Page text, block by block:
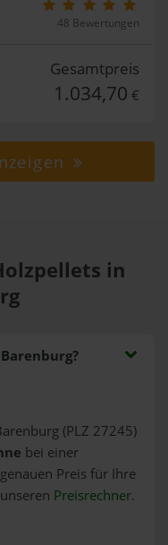
48 Bewertungen
Gesamtpreis
1.034,70 €
in
(PLZ 27245)
bei einer
Preis für Ihre
Preisrechner.